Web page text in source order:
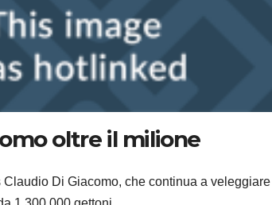
oltre il milione
Di Giacomo, che continua a